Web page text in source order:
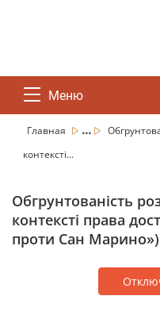
Меню
Главная ...
контексті...
Обгрунтованість
контексті права
проти Сан Марино»)